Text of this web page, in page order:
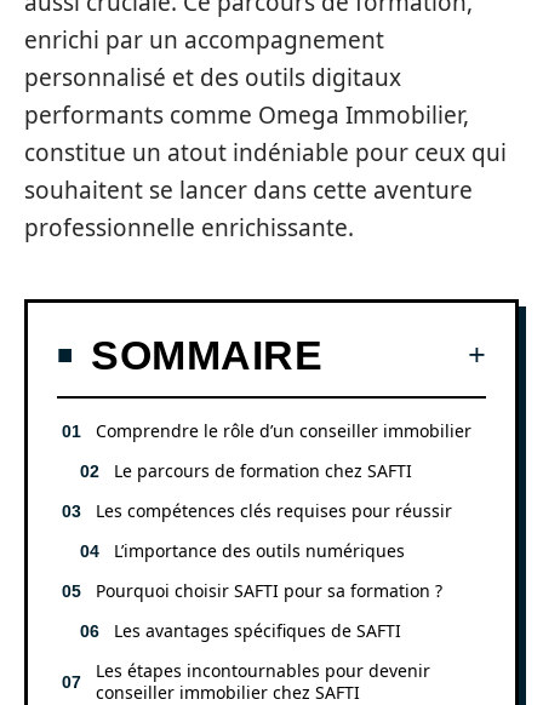
enrichi par un accompagnement
personnalisé et des outils digitaux
performants comme Omega Immobilier,
constitue un atout indéniable pour ceux qui
souhaitent se lancer dans cette aventure
professionnelle enrichissante.
SOMMAIRE
Comprendre le rôle d’un conseiller immobilier
Le parcours de formation chez SAFTI
Les compétences clés requises pour réussir
L’importance des outils numériques
Pourquoi choisir SAFTI pour sa formation ?
Les avantages spécifiques de SAFTI
Les étapes incontournables pour devenir
conseiller immobilier chez SAFTI